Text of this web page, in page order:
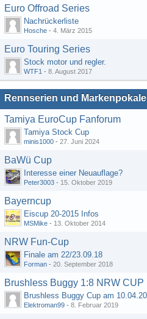
Euro Offroad Series
Nachrückerliste
Hosche - 4. März 2015
Euro Touring Series
Stock motor und regler.
WTF1 - 8. August 2017
Rennserien und Markenpokale
Tamiya EuroCup Fanforum
Tamiya Stock Cup
minis1000 - 27. Juni 2024
BaWü Cup
Interesse einer Neuauflage?
Peter3003 - 15. Oktober 2019
Bayerncup
Eiscup 20-2015 Infos
MSMike - 13. Oktober 2014
NRW Fun-Cup
Finale am 22/23.09.18
Forman - 20. September 2018
Brushless Buggy 1:8 NRW CUP
Elektroman99 - 8. Februar 2019